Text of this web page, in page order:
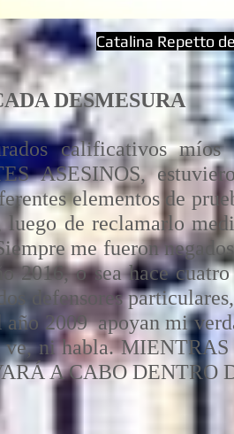
Catalina Repetto
DESMESURA
calificativos
ASESINOS,
elementos de
luego de reclamarlo
me fueron
2016, o sea hace
defensores
año 2009 apoyan mi
ve, ni habla.
A CABO DENTRO